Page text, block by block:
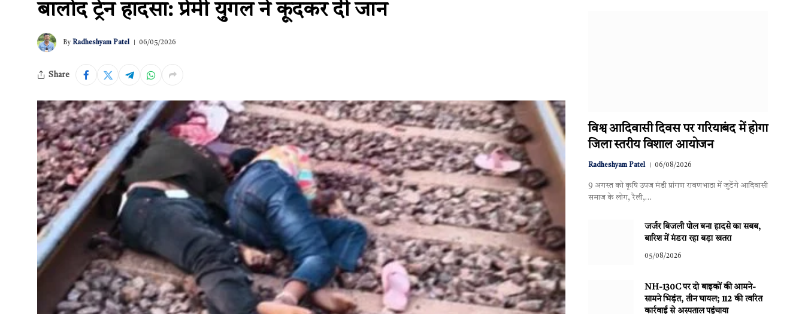
बालोद ट्रेन हादसा: प्रेमी युगल ने कूदकर दी जान
By Radheshyam Patel 06/05/2026
Share
विश्व आदिवासी दिवस पर गरियाबंद में होगा
जिला स्तरीय विशाल आयोजन
Radheshyam Patel 06/08/2026
9 अगस्त को कृषि उपज मंडी प्रांगण रावणभाठा में जुटेंगे आदिवासी
समाज के लोग, रैली,…
जर्जर बिजली पोल बना हादसे का सबब,
बारिश में मंडरा रहा बड़ा खतरा
05/08/2026
NH-130C पर दो बाइकों की आमने-
सामने भिड़ंत, तीन घायल; 112 की त्वरित
कार्रवाई से अस्पताल पहुंचाया